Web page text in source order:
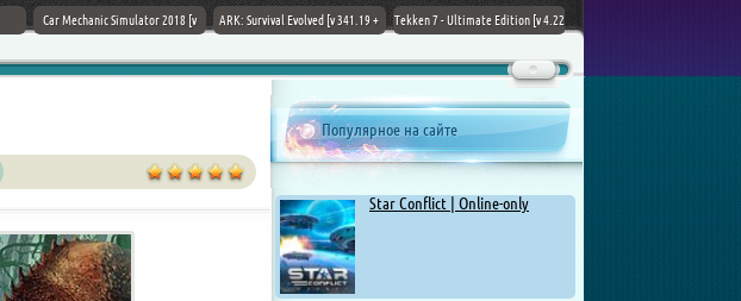
Car Mechanic Simulator 2018 [v
ARK: Survival Evolved [v 341.19 +
Tekken 7 - Ultimate Edition [v 4.22
Chovka
Популярное на сайте
Star Conflict | Online-only